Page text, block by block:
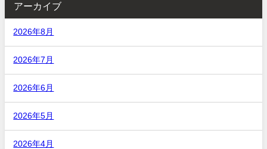
アーカイブ
2026年8月
2026年7月
2026年6月
2026年5月
2026年4月